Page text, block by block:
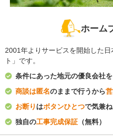
ホーム
2001年よりサービスを開始した
ト」です。
条件にあった地元の優良会社
商談は匿名のままで行うから
お断り はボタンひとつで気兼ね
独自の工事完成保証 （無料）